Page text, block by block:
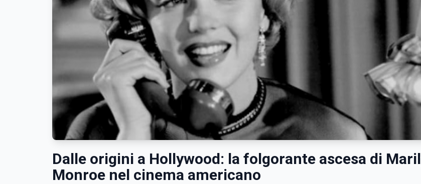
Dalle origini a Hollywood: la folgorante ascesa di
Monroe nel cinema americano